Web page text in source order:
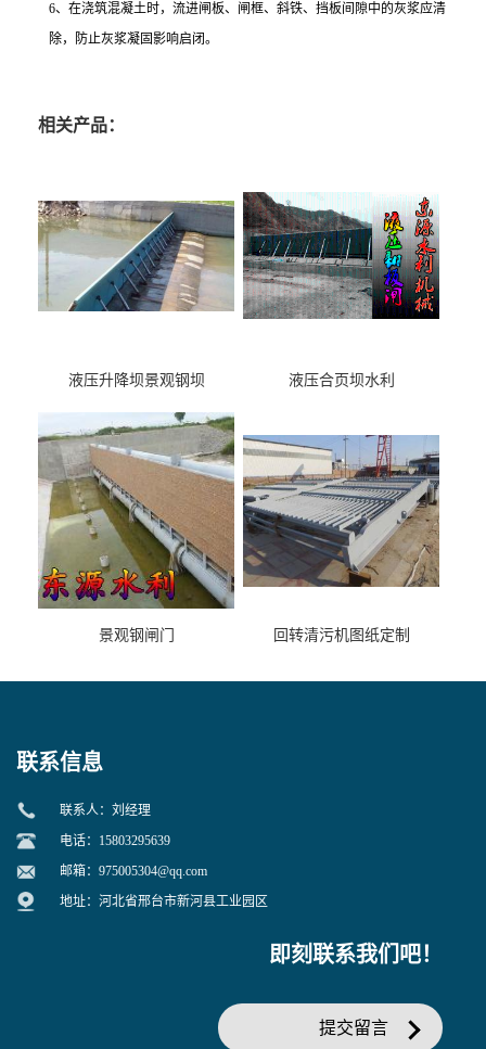
6、在浇筑混凝土时，流进闸板、闸框、斜铁、挡板间隙中的灰浆应清
除，防止灰浆凝固影响启闭。
相关产品：
液压升降坝景观钢坝 液压合页坝水利
景观钢闸门 回转清污机图纸定制
联系信息
联系人：刘经理
电话：15803295639
邮箱： 975005304@qq.com
地址：河北省邢台市新河县工业园区
即刻联系我们吧！
提交留言